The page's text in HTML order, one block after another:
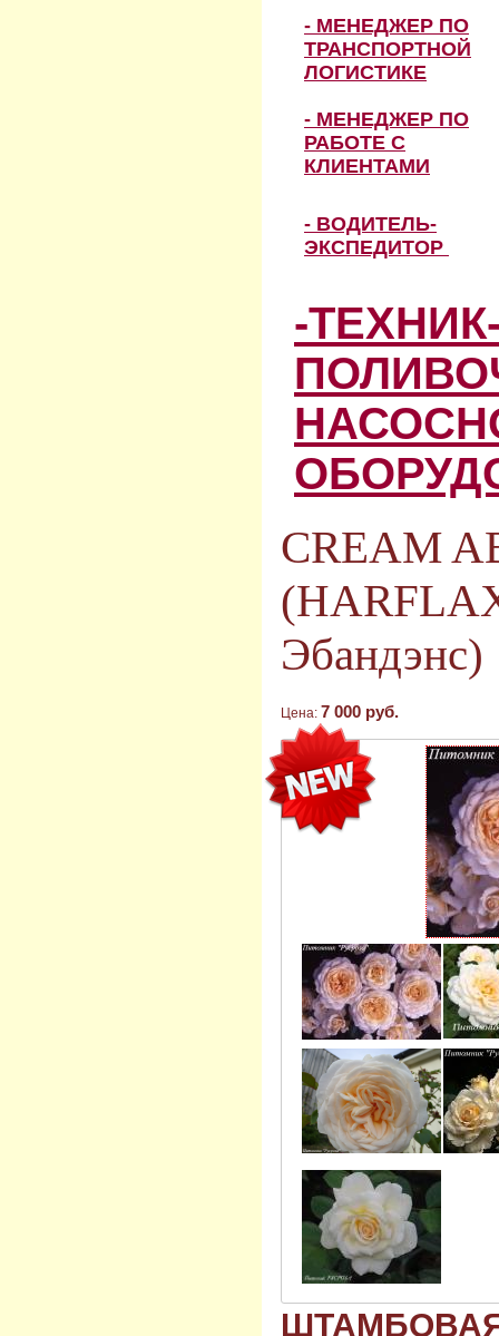
- МЕНЕДЖЕР ПО
ТРАНСПОРТНОЙ
ЛОГИСТИКЕ
- МЕНЕДЖЕР ПО
РАБОТЕ С
КЛИЕНТАМИ
- ВОДИТЕЛЬ-
ЭКСПЕДИТОР
-
CREAM
Эбандэнс)
Цена: 7 000 руб.
ШТАМБОВАЯ